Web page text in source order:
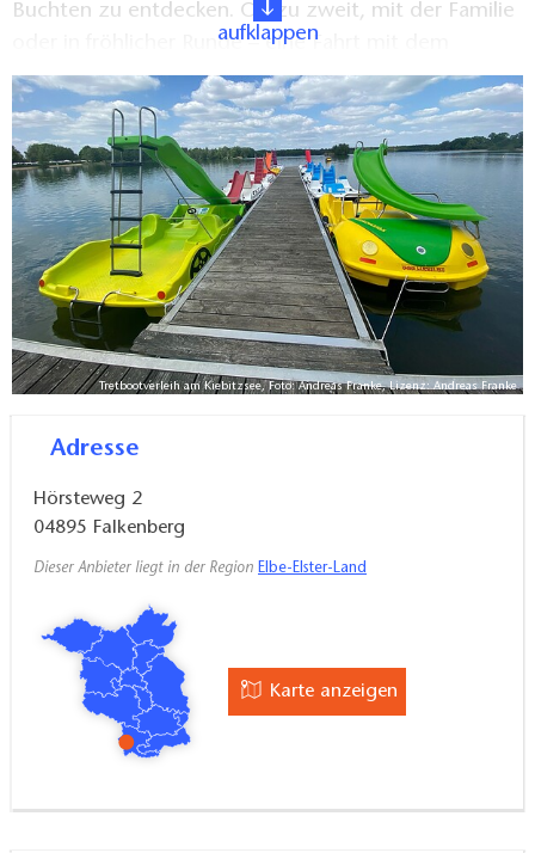
Buchten zu entdecken. Ob zu zweit, mit der Familie
oder in fröhlicher Runde – eine Fahrt mit dem
Tretboot verspricht Spaß, Erholung und ein kleines
Stück Urlaubsgefühl. Wer die Ruhe sucht, findet sie
beim gemächlichen Dahingleiten ebenso wie beim
Beobachten der vielfältigen Vogelwelt. Ein Abstecher
mit dem Tretboot gehört damit zu den schönsten
Freizeitaktivitäten am Kiebitzsee.
aufklappen
Tretbootverleih am Kiebitzsee, Foto: Andreas Franke, Lizenz: Andreas Franke
Adresse
Hörsteweg 2
04895 Falkenberg
Dieser Anbieter liegt in der Region Elbe-Elster-Land
Karte anzeigen